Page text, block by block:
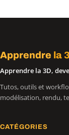
Apprendre la
Apprendre la 3D,
Tutos, outils et
modélisation, rendu,
CATÉGORIES